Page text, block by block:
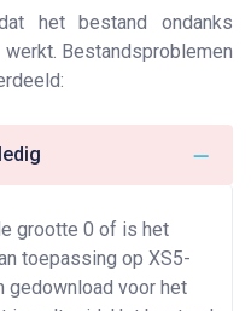
het bestand ondanks
Bestandsproblemen
grootte 0 of is het
toepassing op XS5-
gedownload voor het